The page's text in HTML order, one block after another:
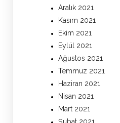
Aralık 2021
Kasım 2021
Ekim 2021
Eylül 2021
Ağustos 2021
Temmuz 2021
Haziran 2021
Nisan 2021
Mart 2021